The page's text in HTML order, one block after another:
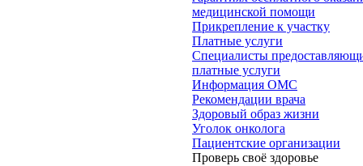
медицинской помощи
Прикрепление к участку
Платные услуги
Специалисты
платные услуги
Информация ОМС
Рекомендации врача
Здоровый образ жизни
Уголок онколога
Пациентские организации
Проверь своё здоровье